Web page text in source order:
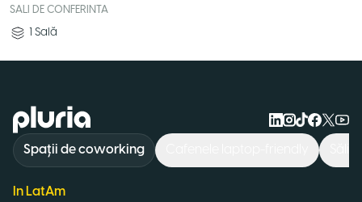
SALI DE CONFERINTA
1 Sală
Logo Pluria
Spații de coworking
In LatAm